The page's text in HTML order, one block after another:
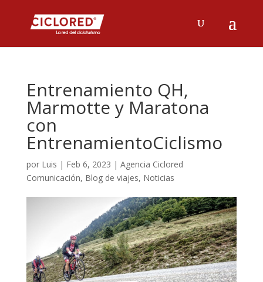
Entrenamiento QH,
Marmotte y Maratona
con
EntrenamientoCiclismo
por Luis | Feb 6, 2023 | Agencia Ciclored
Comunicación, Blog de viajes, Noticias